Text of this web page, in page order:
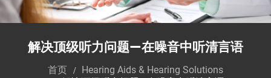
解决顶级听力问题—在噪音中听清言语
首页
Hearing Aids & Hearing Solutions